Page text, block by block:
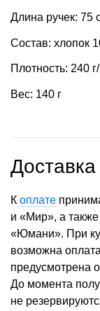
Длина ручек: 75
Состав: хлопок
Плотность: 240
Вес: 140 г
К оплате
и «Мир», а
«Юмани». При
возможна
предусмотрена
До момента
не